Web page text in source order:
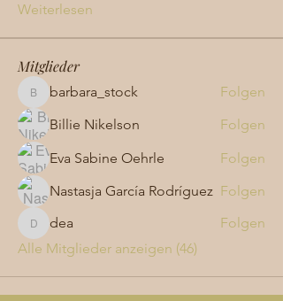
Weiterlesen
Mitglieder
barbara_stock
barbara_stock
Folgen
Billie Nikelson
Folgen
Eva Sabine Oehrle
Folgen
Nastasja García Rodríguez Folgen
deadea
Folgen
Alle Mitglieder anzeigen (46)